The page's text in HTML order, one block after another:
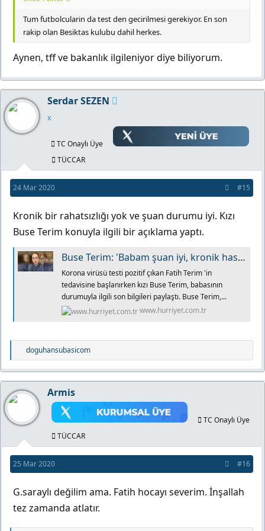
Tum futbolcularin da test den gecirilmesi gerekiyor. En son
rakip olan Besiktas kulubu dahil herkes.
Aynen, tff ve bakanlık ilgileniyor diye biliyorum.
Serdar SEZEN
x
TC Onaylı Üye
TÜCCAR
24 Mar 2020 #15
Kronik bir rahatsızlığı yok ve şuan durumu iyi. Kızı
Buse Terim konuyla ilgili bir açıklama yaptı.
Buse Terim: 'Babam şuan iyi, kronik hastalığı yok...'
Korona virüsü testi pozitif çıkan Fatih Terim 'in
tedavisine başlanırken kızı Buse Terim, babasının
durumuyla ilgili son bilgileri paylaştı. Buse Terim,...
www.hurriyet.com.tr
T
e
p
i
e
:
doguhansubasicom
Armis
TC Onaylı Üye
TÜCCAR
25 Mar 2020 #16
G.saraylı değilim ama. Fatih hocayı severim. İnşallah
tez zamanda atlatır.